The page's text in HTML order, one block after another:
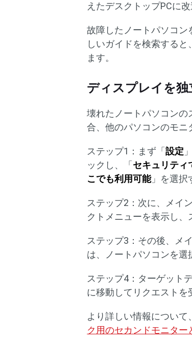
えたデスクトップPCに改
故障したノートパソコ
しいガイドを検索する
ます。
ディスプレイを
壊れたノートパソコン
合、他のパソコンのモニ
ステップ1：まず「設定
ックし、「 セキュリティ
こでも利用可能」を選択
ステップ2：次に、メイ
クトメニューを表示し、
ステップ3：その後、メ
は、ノートパソコンを選
ステップ4：ターゲット
に移動してリクエストを
より詳しい情報について
ク用のセカンドモニタ